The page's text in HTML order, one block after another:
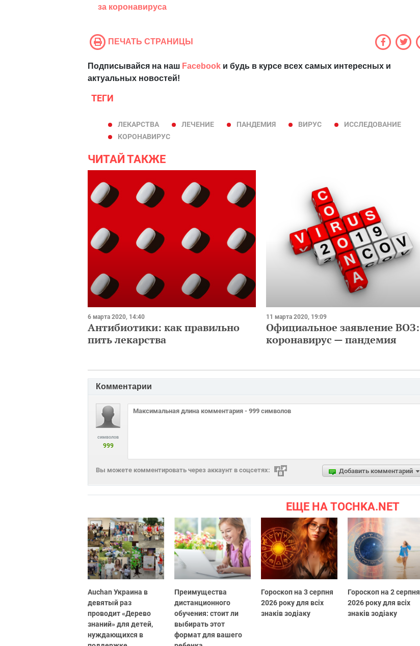
за коронавируса
ПЕЧАТЬ СТРАНИЦЫ
Подписывайся на наш Facebook и будь в курсе всех самых интересных и
актуальных новостей!
ТЕГИ
ЛЕКАРСТВА ЛЕЧЕНИЕ ПАНДЕМИЯ ВИРУС
ИССЛЕДОВАНИЕ
КОРОНАВИРУС
ЧИТАЙ ТАКЖЕ
6 марта 2020, 14:40
Антибиотики: как правильно
пить лекарства
11 марта 2020, 19:09
Официальное заявление ВОЗ:
коронавирус — пандемия
Комментарии
символов
999
Добавить комментарий
Вы можете комментировать через аккаунт в соцсетях:
ЕЩЕ НА TOCHKA.NET
Auchan Украина в
девятый раз
проводит «Дерево
знаний» для детей,
нуждающихся в
Преимущества
дистанционного
обучения: стоит ли
выбирать этот
формат для вашего
Гороскоп на 3 серпня
2026 року для всіх
знаків зодіаку
Гороскоп на 2 серпня
2026 року для всіх
знаків зодіаку